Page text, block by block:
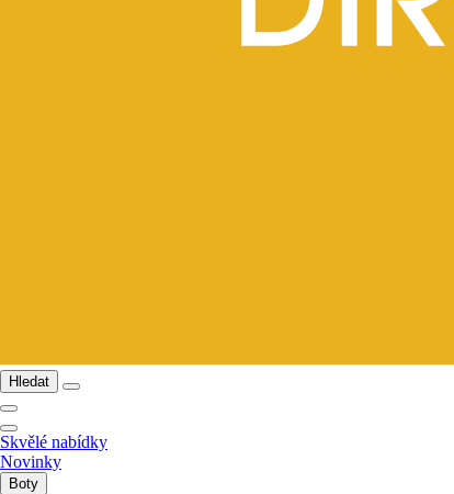
Hledat
Skvělé nabídky
Novinky
Boty